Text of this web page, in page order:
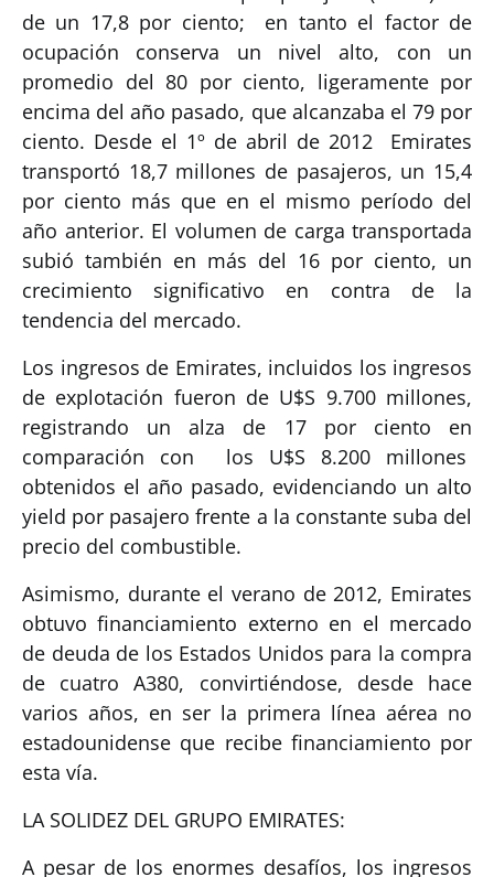
de un 17,8 por ciento; en tanto el factor de
ocupación conserva un nivel alto, con un
promedio del 80 por ciento, ligeramente por
encima del año pasado, que alcanzaba el 79 por
ciento. Desde el 1º de abril de 2012 Emirates
transportó 18,7 millones de pasajeros, un 15,4
por ciento más que en el mismo período del
año anterior. El volumen de carga transportada
subió también en más del 16 por ciento, un
crecimiento significativo en contra de la
tendencia del mercado.
Los ingresos de Emirates, incluidos los ingresos
de explotación fueron de U$S 9.700 millones,
registrando un alza de 17 por ciento en
comparación con los U$S 8.200 millones
obtenidos el año pasado, evidenciando un alto
yield por pasajero frente a la constante suba del
precio del combustible.
Asimismo, durante el verano de 2012, Emirates
obtuvo financiamiento externo en el mercado
de deuda de los Estados Unidos para la compra
de cuatro A380, convirtiéndose, desde hace
varios años, en ser la primera línea aérea no
estadounidense que recibe financiamiento por
esta vía.
LA SOLIDEZ DEL GRUPO EMIRATES:
A pesar de los enormes desafíos, los ingresos